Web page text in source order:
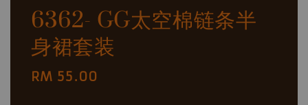
6362- GG太空棉链条半
身裙套装
Regular
RM 55.00